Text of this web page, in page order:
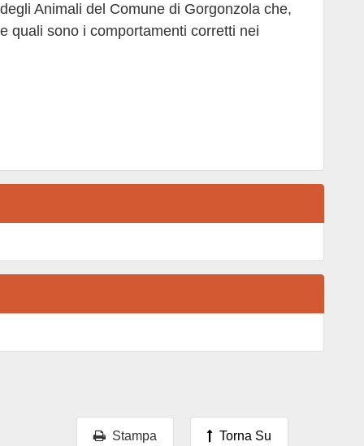
Animali del Comune di Gorgonzola che,
quali sono i comportamenti corretti nei
Stampa Torna Su